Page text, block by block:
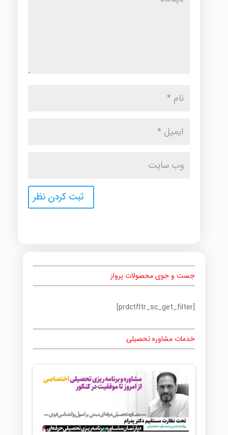
جست و جوی محصولات پرواز
[prdctfltr_sc_get_filter]
خدمات مشاوره تحصیلی